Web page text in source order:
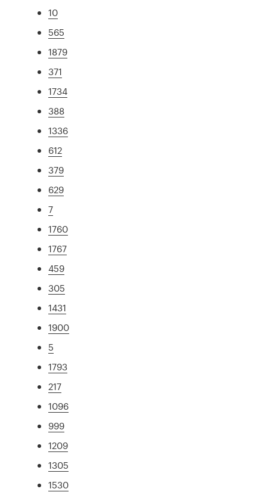
10
565
1879
371
1734
388
1336
612
379
629
7
1760
1767
459
305
1431
1900
5
1793
217
1096
999
1209
1305
1530